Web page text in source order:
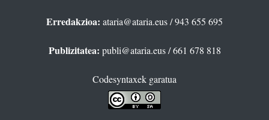
Erredakzioa: ataria@ataria.eus/ 943 655 695
Publizitatea: publi@ataria.eus/ 661 678 818
Codesyntaxek garatua